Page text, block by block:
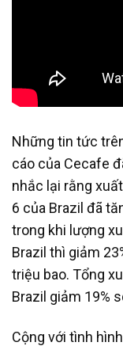
Những tin tức
cáo của Cecafe
nhắc lại rằng
6 của Brazil đã
trong khi lượng
Brazil thì giảm
triệu bao. Tổng
Brazil giảm 19%
Cộng với tình